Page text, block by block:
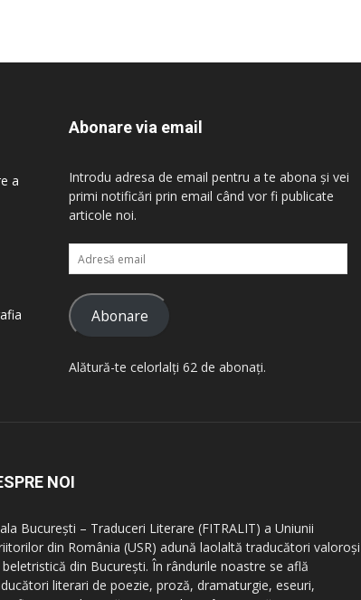
a
Abonare via email
Introdu adresa de email pentru a te abona și vei
primi notificări prin email când vor fi publicate
articole noi.
Adresă
email
Abonare
Alătură-te celorlalți 62 de abonați.
NOI
București – Traduceri Literare (FITRALIT) a Uniunii
din România (USR) adună laolaltă traducători valoroși
din București. În rândurile noastre se află
literari de poezie, proză, dramaturgie, eseuri,